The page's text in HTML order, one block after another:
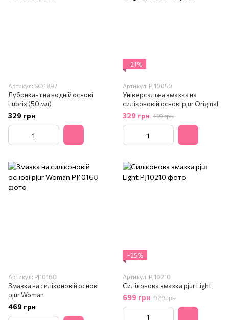
Артикул: SO1897
Лубрикант на водній основі
Lubrix (50 мл)
329 грн
−21%
Артикул: PJ10050
Універсальна змазка на
силіконовій основі pjur Original
329 грн 419 грн
Артикул: PJ10160
Змазка на силіконовій основі
pjur Woman
469 грн
−25%
Артикул: PJ10210
Силіконова змазка pjur Light
699 грн 929 грн